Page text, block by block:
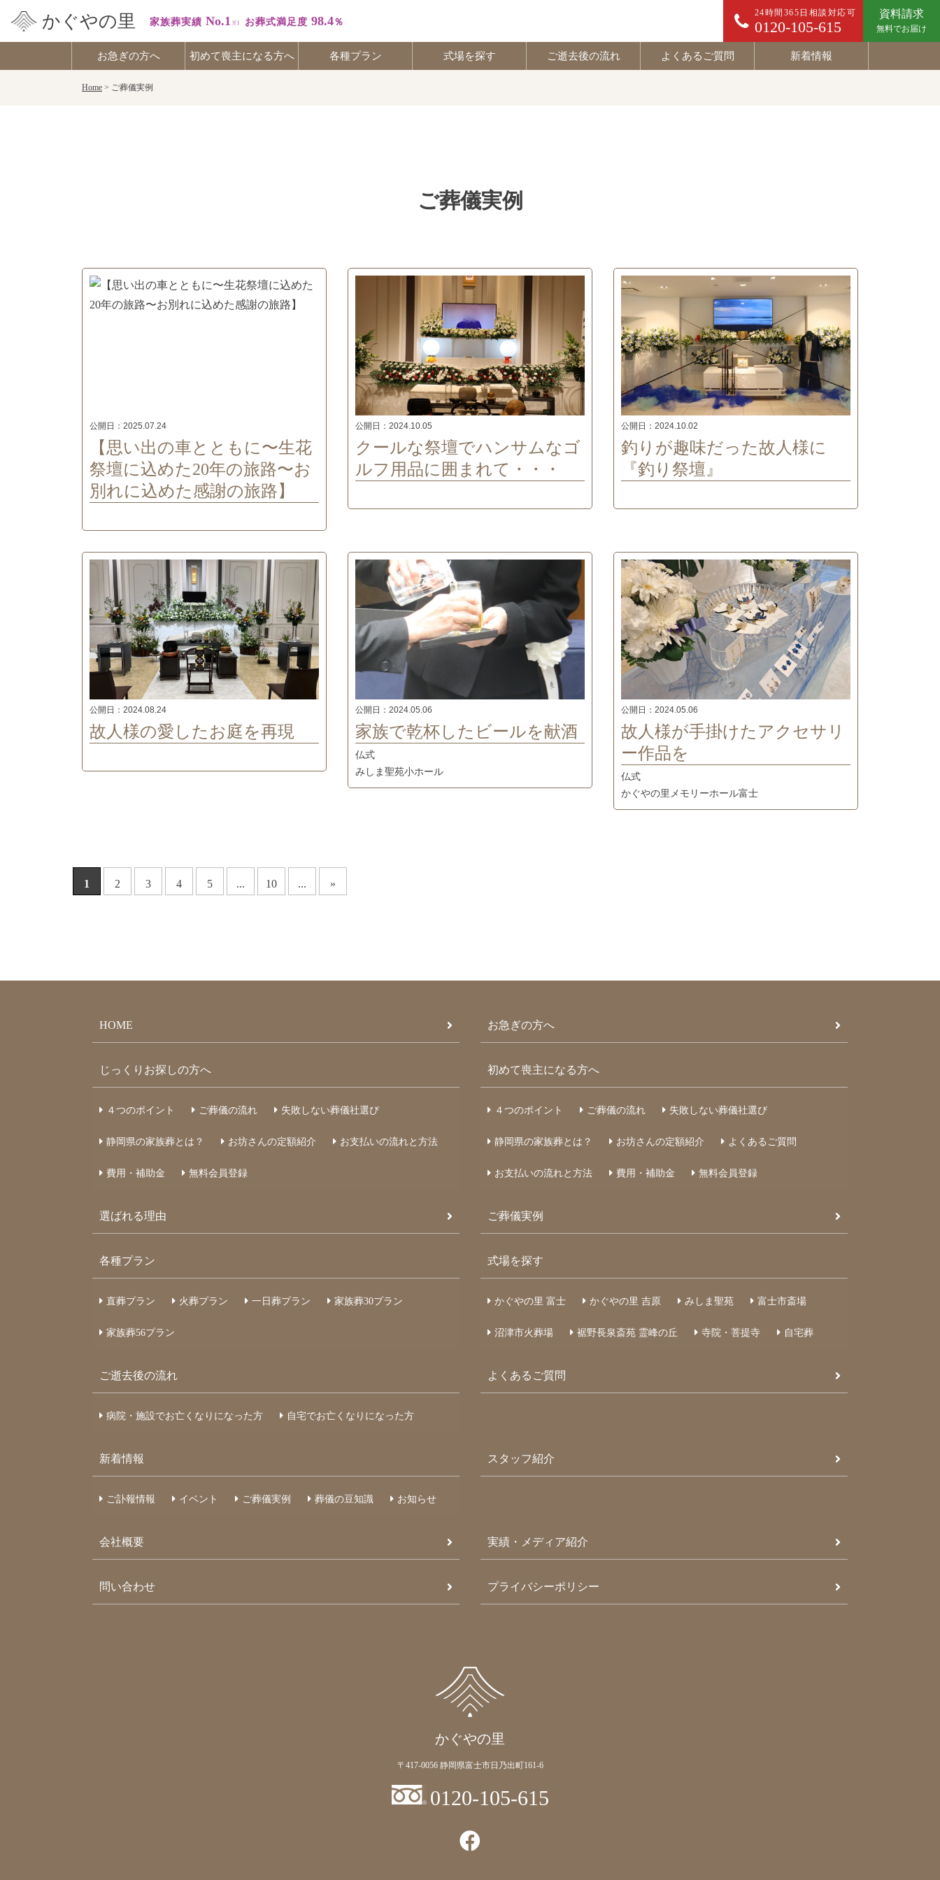
かぐやの里 家族葬実績 No.1 お葬式満足度 98.4％
お急ぎの方へ 初めて喪主になる方へ 各種プラン 式場を探す ご逝去後の流れ よくあるご質問 新着情報
Home > ご葬儀実例
ご葬儀実例
公開日： 2025.07.24
【思い出の車とともに〜生花
祭壇に込めた20年の旅路〜お
別れに込めた感謝の旅路】
公開日： 2024.10.05
クールな祭壇でハンサムなゴ
ルフ用品に囲まれて・・・
公開日： 2024.10.02
釣りが趣味だった故人様に
『釣り祭壇』
公開日： 2024.08.24
故人様の愛したお庭を再現
公開日： 2024.05.06
家族で乾杯したビールを献酒
仏式
みしま聖苑小ホール
公開日： 2024.05.06
故人様が手掛けたアクセサリ
ー作品を
仏式
かぐやの里メモリーホール富士
1 2 3 4 5 ... 10 ... »
HOME お急ぎの方へ
じっくりお探しの方へ
４つのポイント ご葬儀の流れ 失敗しない葬儀社選び
静岡県の家族葬とは？ お坊さんの定額紹介 お支払いの流れと方法
費用・補助金 無料会員登録
初めて喪主になる方へ
４つのポイント ご葬儀の流れ 失敗しない葬儀社選び
静岡県の家族葬とは？ お坊さんの定額紹介 よくあるご質問
お支払いの流れと方法 費用・補助金 無料会員登録
選ばれる理由 ご葬儀実例
各種プラン
直葬プラン 火葬プラン 一日葬プラン 家族葬30プラン
家族葬56プラン
式場を探す
かぐやの里 富士 かぐやの里 吉原 みしま聖苑 富士市斎場
沼津市火葬場 裾野長泉斎苑 霊峰の丘 寺院・菩提寺 自宅葬
ご逝去後の流れ
病院・施設でお亡くなりになった⽅ 自宅でお亡くなりになった方
よくあるご質問
新着情報
ご訃報情報 イベント ご葬儀実例 葬儀の豆知識 お知らせ
スタッフ紹介
会社概要 実績・メディア紹介
問い合わせ プライバシーポリシー
24時間365日相談対応可
0120-105-615
資料請求
無料でお届け
かぐやの里
〒417-0056 静岡県富士市日乃出町161-6
0120-105-615